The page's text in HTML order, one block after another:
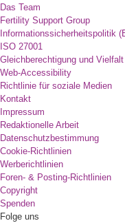
Das Team
Fertility Support Group
Informationssicherheitspolitik
ISO 27001
Gleichberechtigung und Vielfalt
Web-Accessibility
Richtlinie für soziale Medien
Kontakt
Impressum
Redaktionelle Arbeit
Datenschutzbestimmung
Cookie-Richtlinien
Werberichtlinien
Foren- & Posting-Richtlinien
Copyright
Spenden
Folge uns